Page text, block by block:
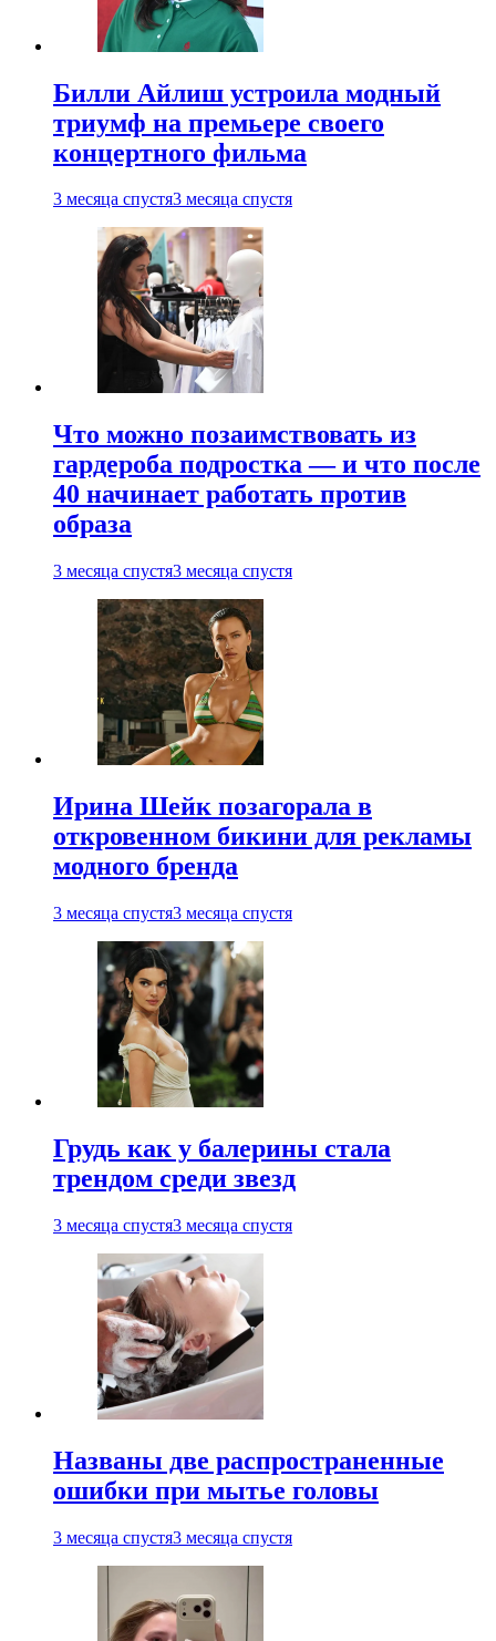
Билли Айлиш устроила модный
триумф на премьере своего
концертного фильма
3 месяца спустя3 месяца спустя
Что можно позаимствовать из
гардероба подростка — и что после
40 начинает работать против
образа
3 месяца спустя3 месяца спустя
Ирина Шейк позагорала в
откровенном бикини для рекламы
модного бренда
3 месяца спустя3 месяца спустя
Грудь как у балерины стала
трендом среди звезд
3 месяца спустя3 месяца спустя
Названы две распространенные
ошибки при мытье головы
3 месяца спустя3 месяца спустя